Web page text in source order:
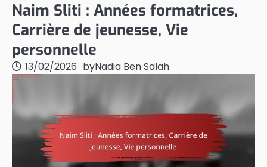
Naim Sliti : Années formatrices,
Carrière de jeunesse, Vie
personnelle
13/02/2026 byNadia Ben Salah